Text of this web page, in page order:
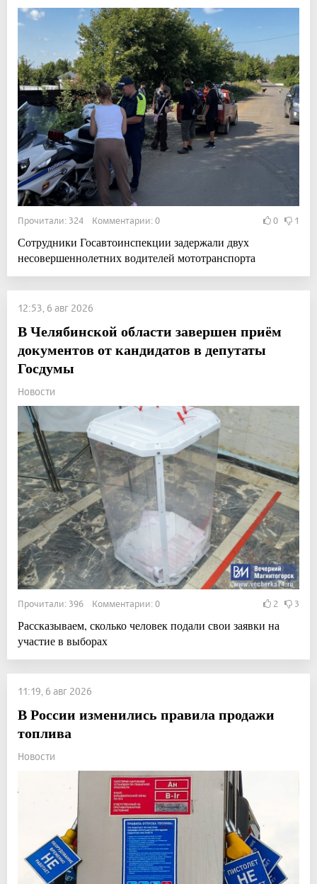
Прочитали: 324 Комментарии: 0 0 1
Сотрудники Госавтоинспекции задержали двух
несовершеннолетних водителей мототранспорта
12:53, 6 авг 2026
В Челябинской области завершен приём
документов от кандидатов в депутаты
Госдумы
Новости
Прочитали: 396 Комментарии: 0 2 3
Рассказываем, сколько человек подали свои заявки на
участие в выборах
11:19, 6 авг 2026
В России изменились правила продажи
топлива
Новости